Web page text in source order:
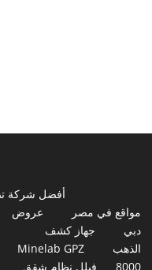
أفضل شركة
مواقع في مصر
عروض
دبي
جهاز كشف
الذهب
Minelab GPZ
8000
فيلل نظام شقق